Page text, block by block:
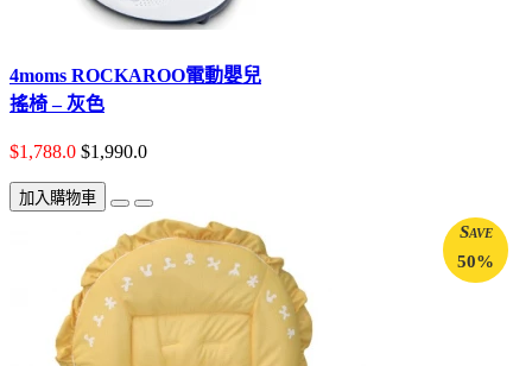
4moms ROCKAROO電動嬰兒
搖椅 – 灰色
$1,788.0 $1,990.0
加入購物車
Save
50%